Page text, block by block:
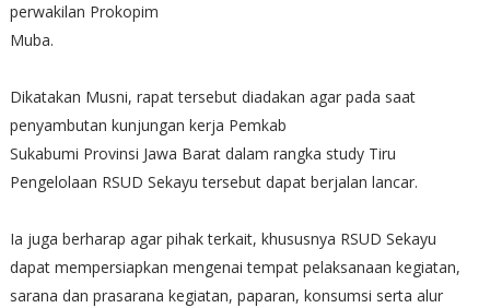
perwakilan Prokopim
Muba.
Dikatakan Musni, rapat tersebut diadakan agar pada saat
penyambutan kunjungan kerja Pemkab
Sukabumi Provinsi Jawa Barat dalam rangka study Tiru
Pengelolaan RSUD Sekayu tersebut dapat berjalan lancar.
Ia juga berharap agar pihak terkait, khususnya RSUD Sekayu
dapat mempersiapkan mengenai tempat pelaksanaan kegiatan,
sarana dan prasarana kegiatan, paparan, konsumsi serta alur